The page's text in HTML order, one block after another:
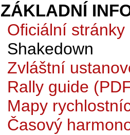
ZÁKLADNÍ
Oficiální stránky
Shakedown
Zvláštní
Rally guide
Mapy
Časový